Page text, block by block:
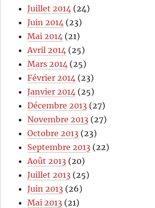
Juillet 2014 (24)
Juin 2014 (23)
Mai 2014 (21)
Avril 2014 (25)
Mars 2014 (25)
Février 2014 (23)
Janvier 2014 (25)
Décembre 2013 (27)
Novembre 2013 (27)
Octobre 2013 (23)
Septembre 2013 (22)
Août 2013 (20)
Juillet 2013 (25)
Juin 2013 (26)
Mai 2013 (21)